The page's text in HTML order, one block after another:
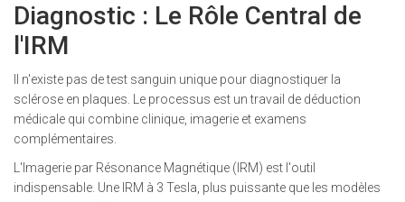
Diagnostic : Le Rôle Central de
l'IRM
Il n'existe pas de test sanguin unique pour diagnostiquer la
sclérose en plaques. Le processus est un travail de déduction
médicale qui combine clinique, imagerie et examens
complémentaires.
L' Imagerie par Résonance Magnétique (IRM) est l'outil
indispensable. Une IRM à 3 Tesla, plus puissante que les modèles